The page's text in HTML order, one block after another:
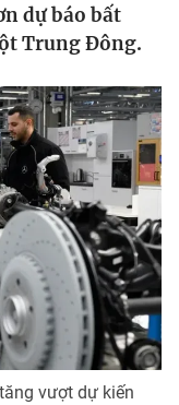
dự báo bất
Trung Đông.
vượt dự kiến